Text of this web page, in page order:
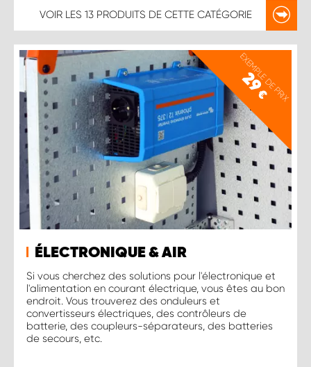
VOIR LES 13 PRODUITS DE CETTE CATÉGORIE
EXEMPLE DE PRIX
29
€
ÉLECTRONIQUE & AIR
Si vous cherchez des solutions pour l'électronique et
l'alimentation en courant électrique, vous êtes au bon
endroit. Vous trouverez des onduleurs et
convertisseurs électriques, des contrôleurs de
batterie, des coupleurs-séparateurs, des batteries
de secours, etc.